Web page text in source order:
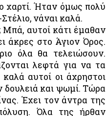
χαρτί. Ήταν όμως πολύ
νάναι καλά.
Μπά, αυτοί κάτι έμαθαν
άκρες στο Άγιον Όρος.
όλα θα τελειώσουν.
λεφτά για να τα
αυτοί οι άχρηστοι
δουλειά και ψωμί. Τώρα
Έχει τον άντρα της
Όλα της ήρθαν